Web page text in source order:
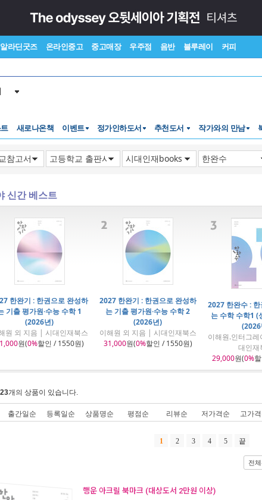
알라딘굿즈 온라인중고 중고매장 우주점 음반 블루레이 커피
새로나온책 이벤트 정가인하도서 추천도서 작가와의 만남
신간 베스트
한완기 : 한권으로 완성하
기출 평가원·수능 수학 1
(2026년)
원 외 지음 | 시대인재북스
원(0%할인 / 1550원)
2027 한완기 : 한권으로 완성하
는 기출 평가원·수능 수학 2
(2026년)
이해원 외 지음 | 시대인재북스
31,000원(0%할인 / 1550원)
2027 한완수 :
는 수학 수학1 (
이해원.인터그
대인재
29,000원(0%
개의 상품이 있습니다.
출간일순 등록일순 상품명순 평점순 리뷰순 저가격순 고가
1 2 3 4 5 끝
전
행운 아크릴 북마크 (대상도서 2만원 이상)